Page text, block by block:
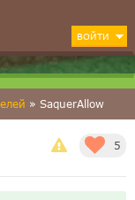
ВОЙТИ
» SaquerAllow
5